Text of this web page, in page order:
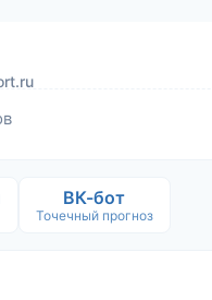
ВК-бот
Точечный прогноз